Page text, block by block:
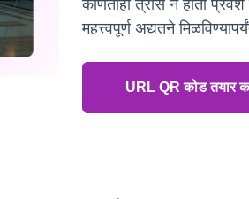
कोणताही त्रास न होता
महत्त्वपूर्ण अद्यतने
URL QR कोड तयार